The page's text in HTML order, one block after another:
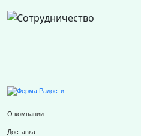
О компании
Доставка